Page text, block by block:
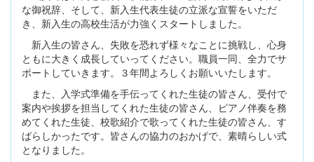
な御祝辞、そして、新入生代表生徒の立派な宣誓をいただ
き、新入生の高校生活が力強くスタートしました。
新入生の皆さん、失敗を恐れず様々なことに挑戦し、心身
ともに大きく成長していってください。職員一同、全力でサ
ポートしていきます。３年間よろしくお願いいたします。
また、入学式準備を手伝ってくれた生徒の皆さん、受付で
案内や挨拶を担当してくれた生徒の皆さん、ピアノ伴奏を務
めてくれた生徒、校歌紹介で歌ってくれた生徒の皆さん、す
ばらしかったです。皆さんの協力のおかげで、素晴らしい式
となりました。